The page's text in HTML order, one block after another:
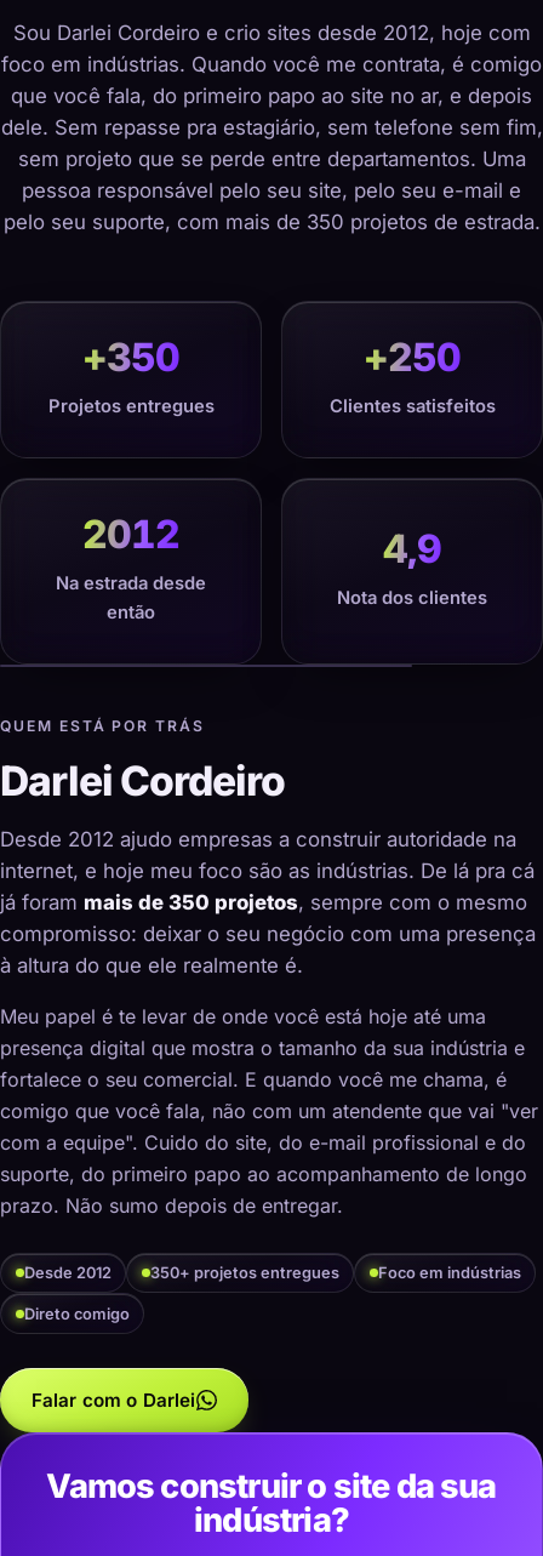
Sou Darlei Cordeiro e crio sites desde 2012, hoje com
foco em indústrias. Quando você me contrata, é comigo
que você fala, do primeiro papo ao site no ar, e depois
dele. Sem repasse pra estagiário, sem telefone sem fim,
sem projeto que se perde entre departamentos. Uma
pessoa responsável pelo seu site, pelo seu e-mail e
pelo seu suporte, com mais de 350 projetos de estrada.
+350
Projetos entregues
+250
Clientes satisfeitos
2012
Na estrada desde
então
4,9
Nota dos clientes
QUEM ESTÁ POR TRÁS
Darlei Cordeiro
Desde 2012 ajudo empresas a construir autoridade na
internet, e hoje meu foco são as indústrias. De lá pra cá
já foram mais de 350 projetos, sempre com o mesmo
compromisso: deixar o seu negócio com uma presença
à altura do que ele realmente é.
Meu papel é te levar de onde você está hoje até uma
presença digital que mostra o tamanho da sua indústria e
fortalece o seu comercial. E quando você me chama, é
comigo que você fala, não com um atendente que vai "ver
com a equipe". Cuido do site, do e-mail profissional e do
suporte, do primeiro papo ao acompanhamento de longo
prazo. Não sumo depois de entregar.
Desde 2012 350+ projetos entregues Foco em indústrias
Direto comigo
Falar com o Darlei
Vamos construir o site da sua
indústria?